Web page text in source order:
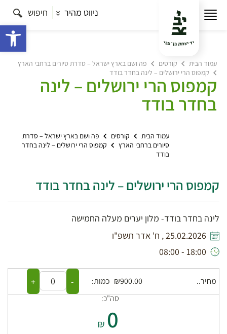
ניווט מהיר חיפוש
עמוד הבית קורסים
פה ושם בארץ ישראל – סדרת סיורים ברחבי הארץ
קמפוס הרי ירושלים – לינה בחדר בודד
קמפוס הרי ירושלים – לינה
בחדר בודד
עמוד הבית קורסים
פה ושם בארץ ישראל – סדרת
סיורים ברחבי הארץ
קמפוס הרי ירושלים – לינה בחדר
בודד
קמפוס הרי ירושלים – לינה בחדר בודד
לינה בחדר בודד- מלון יערים מעלה החמישה
25.02.2026 , ח' אדר תשפ"ו
18:00 - 08:00
מחיר.. ₪900.00 כמות: -
+
סה"כ:
0
₪